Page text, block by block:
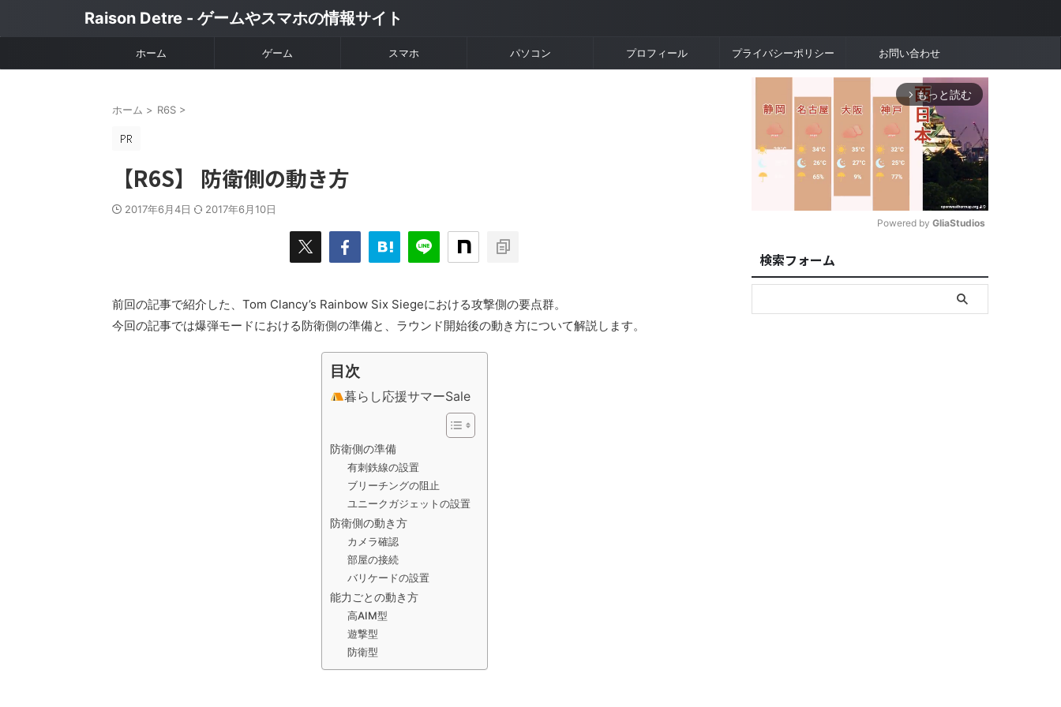
Raison Detre - ゲームやスマホの情報サイト
ホーム ゲーム スマホ パソコン プロフィール プライバシーポリシー お問い合わせ
ホーム > R6S >
【R6S】 防衛側の動き方
2017年6月4日 2017年6月10日
前回の記事で紹介した、Tom Clancy’s Rainbow Six Siegeにおける攻撃側の要点群。
今回の記事では爆弾モードにおける防衛側の準備と、ラウンド開始後の動き方について解説します。
目次
暮らし応援サマーSale
防衛側の準備
有刺鉄線の設置
ブリーチングの阻止
ユニークガジェットの設置
防衛側の動き方
カメラ確認
部屋の接続
バリケードの設置
能力ごとの動き方
高AIM型
遊撃型
防衛型
arrow_forward_ios もっと読む
u
t
Powered by GliaStudios
検索フォーム